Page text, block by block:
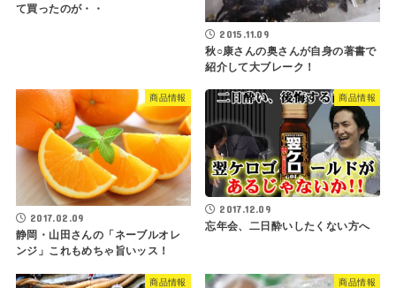
て買ったのが・・
2015.11.09
秋○康さんの奥さんが自身の著書で
紹介して大ブレーク！
商品情報
2017.02.09
静岡・山田さんの「ネーブルオレ
ンジ」これもめちゃ旨いッス！
商品情報
2017.12.09
忘年会、二日酔いしたくない方へ
商品情報 商品情報